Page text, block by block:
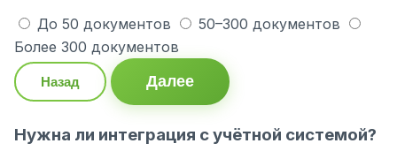
До 50 документов
50–300 документов
Более 300 документов
Назад Далее
Нужна ли интеграция с учётной системой?